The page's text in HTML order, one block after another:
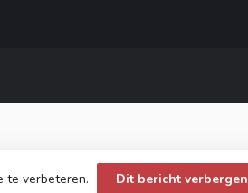
te verbeteren. Dit bericht verbergen